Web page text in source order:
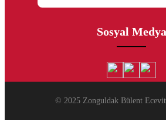
Sosyal Medya
© 2025 Zonguldak Bülent